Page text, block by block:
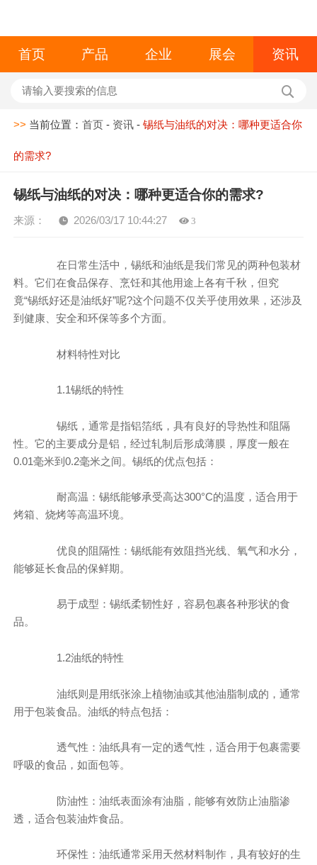
首页 产品 企业 展会 资讯
>> 当前位置：首页 - 资讯 -锡纸与油纸的对决：哪种更适合你
的需求?
锡纸与油纸的对决：哪种更适合你的需求?
来源： 2026/03/17 10:44:27 3
在日常生活中，锡纸和油纸是我们常见的两种包装材
料。它们在食品保存、烹饪和其他用途上各有千秋，但究
竟“锡纸好还是油纸好”呢?这个问题不仅关乎使用效果，还涉及
到健康、安全和环保等多个方面。
材料特性对比
1.1锡纸的特性
锡纸，通常是指铝箔纸，具有良好的导热性和阻隔
性。它的主要成分是铝，经过轧制后形成薄膜，厚度一般在
0.01毫米到0.2毫米之间。锡纸的优点包括：
耐高温：锡纸能够承受高达300°C的温度，适合用于
烤箱、烧烤等高温环境。
优良的阻隔性：锡纸能有效阻挡光线、氧气和水分，
能够延长食品的保鲜期。
易于成型：锡纸柔韧性好，容易包裹各种形状的食
品。
1.2油纸的特性
油纸则是用纸张涂上植物油或其他油脂制成的，通常
用于包装食品。油纸的特点包括：
透气性：油纸具有一定的透气性，适合用于包裹需要
呼吸的食品，如面包等。
防油性：油纸表面涂有油脂，能够有效防止油脂渗
透，适合包装油炸食品。
环保性：油纸通常采用天然材料制作，具有较好的生